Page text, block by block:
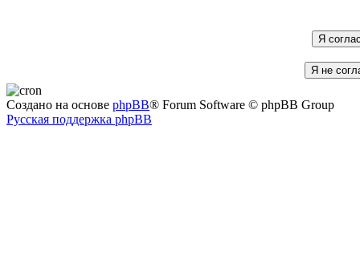
Создано на основе phpBB® Forum Software © phpBB Group
Русская поддержка phpBB